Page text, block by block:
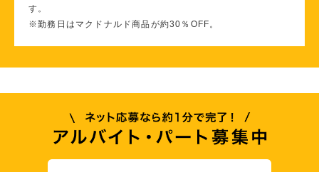
す。
※勤務日はマクドナルド商品が約30％OFF。